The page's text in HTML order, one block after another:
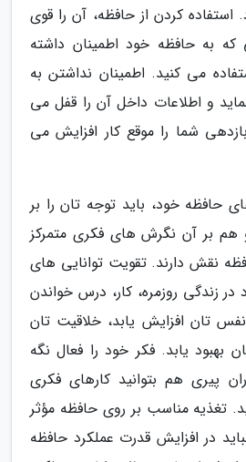
استفاده کردن از حافظه، آن را قوی
که به حافظه خود اطمینان داشته
می کنید. اطمینان نداشتن به
و اطلاعات داخل آن را قفل می
شما را موقع کار افزایش می
حافظه خود، باید توجه تان را بر
بر آن نگرش های فکری متمرکز
نقش دارند. تقویت توانایی های
زندگی روزمره، کار، درس خواندن
تان افزایش یابد، خلاقیت تان
بهبود یابد. فکر خود را فعال نگه
پیری هم بتوانید کارهای فکری
تغذیه مناسب بر روی حافظه مؤثر
در افزایش قدرت عملکرد حافظه